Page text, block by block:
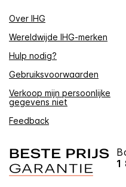
Over IHG
Wereldwijde IHG-merken
Hulp nodig?
Gebruiksvoorwaarden
Verkoop mijn persoonlijke
gegevens niet
Feedback
1